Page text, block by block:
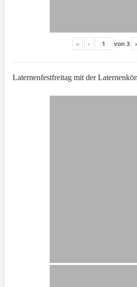
« ‹ von 3 ›
Laternenfestfreitag mit der